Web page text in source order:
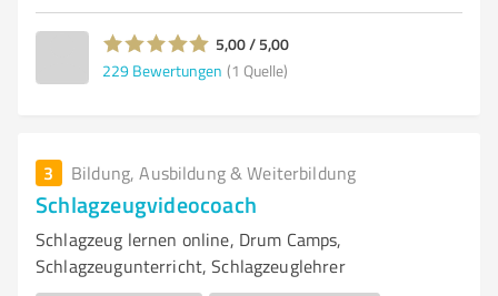
5,00 / 5,00
229 Bewertungen (1 Quelle)
3 Bildung, Ausbildung & Weiterbildung
Schlagzeugvideocoach
Schlagzeug lernen online, Drum Camps,
Schlagzeugunterricht, Schlagzeuglehrer